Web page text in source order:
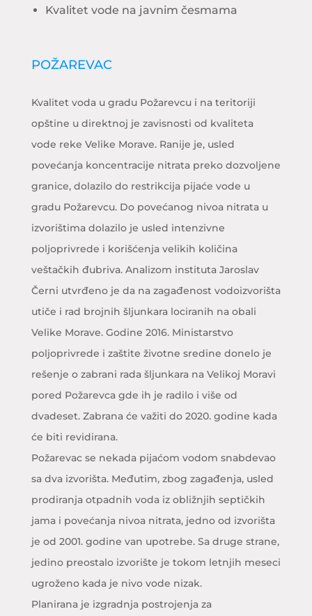
Kvalitet vode na javnim česmama
POŽAREVAC
Kvalitet voda u gradu Požarevcu i na teritoriji
opštine u direktnoj je zavisnosti od kvaliteta
vode reke Velike Morave. Ranije je, usled
povećanja koncentracije nitrata preko dozvoljene
granice, dolazilo do restrikcija pijaće vode u
gradu Požarevcu. Do povećanog nivoa nitrata u
izvorištima dolazilo je usled intenzivne
poljoprivrede i korišćenja velikih količina
veštačkih đubriva. Analizom instituta Jaroslav
Černi utvrđeno je da na zagađenost vodoizvorišta
utiče i rad brojnih šljunkara lociranih na obali
Velike Morave. Godine 2016. Ministarstvo
poljoprivrede i zaštite životne sredine donelo je
rešenje o zabrani rada šljunkara na Velikoj Moravi
pored Požarevca gde ih je radilo i više od
dvadeset. Zabrana će važiti do 2020. godine kada
će biti revidirana.
Požarevac se nekada pijaćom vodom snabdevao
sa dva izvorišta. Međutim, zbog zagađenja, usled
prodiranja otpadnih voda iz obližnjih septičkih
jama i povećanja nivoa nitrata, jedno od izvorišta
je od 2001. godine van upotrebe. Sa druge strane,
jedino preostalo izvorište je tokom letnjih meseci
ugroženo kada je nivo vode nizak.
Planirana je izgradnja postrojenja za